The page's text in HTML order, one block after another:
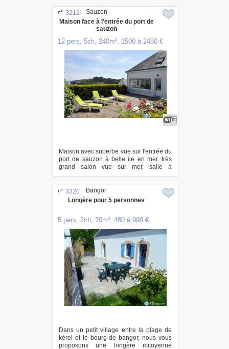
n° 3212
Maison face à l'entrée du port de
sauzon
12 pers, 5ch, 240m², 1500 à 2450 €
Maison avec superbe vue sur l'entrée du
port de sauzon à belle ile en mer. très
grand salon vue sur mer, salle à
manger...
Sauzon
n° 3320
Longère pour 5 personnes
5 pers, 2ch, 70m², 480 à 990 €
Dans un petit village entre la plage de
kérel et le bourg de bangor, nous vous
proposons une longère mitoyenne
Bangor